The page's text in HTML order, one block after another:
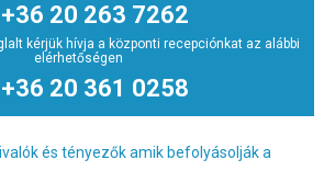
+36 20 263 7262
kérjük hívja a központi recepciónkat az alábbi
elérhetőségen
+36 20 361 0258
és tényezők amik befolyásolják a